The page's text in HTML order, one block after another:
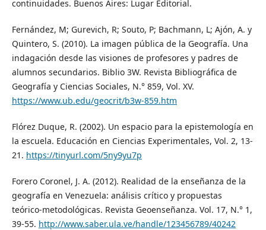
continuidades. Buenos Aires: Lugar Editorial.
Fernández, M; Gurevich, R; Souto, P; Bachmann, L; Ajón, A. y
Quintero, S. (2010). La imagen pública de la Geografía. Una
indagación desde las visiones de profesores y padres de
alumnos secundarios. Biblio 3W. Revista Bibliográfica de
Geografía y Ciencias Sociales, N.° 859, Vol. XV.
https://www.ub.edu/geocrit/b3w-859.htm
Flórez Duque, R. (2002). Un espacio para la epistemología en
la escuela. Educación en Ciencias Experimentales, Vol. 2, 13-
21. https://tinyurl.com/5ny9yu7p
Forero Coronel, J. A. (2012). Realidad de la enseñanza de la
geografía en Venezuela: análisis crítico y propuestas
teórico-metodológicas. Revista Geoenseñanza. Vol. 17, N.° 1,
39-55. http://www.saber.ula.ve/handle/123456789/40242